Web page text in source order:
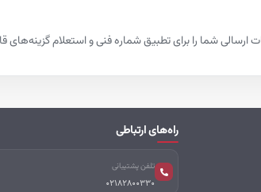
شما را برای تطبیق شماره فنی و استعلام گزینه‌های
راه‌های ارتباطی
تلفن پشتیبانی
02182800330